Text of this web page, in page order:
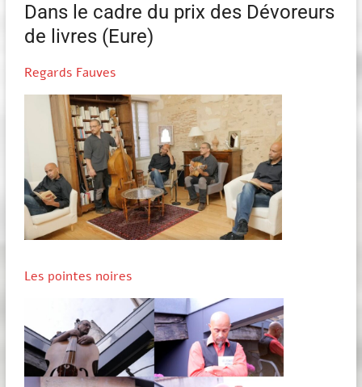
Dans le cadre du prix des Dévoreurs
de livres (Eure)
Regards Fauves
Les pointes noires